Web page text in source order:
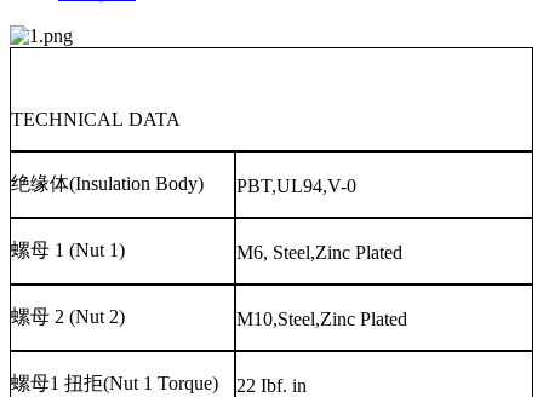
TECHNICAL DATA
绝缘体(Insulation Body) PBT,UL94,V-0
螺母 1 (Nut 1) M6, Steel,Zinc Plated
螺母 2 (Nut 2) M10,Steel,Zinc Plated
螺母1 扭拒(Nut 1 Torque) 22 Ibf. in